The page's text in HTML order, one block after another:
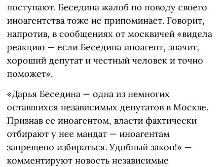
поступают. Беседина жалоб по поводу своего
иноагентства тоже не припоминает. Говорит,
напротив, в сообщениях от москвичей «видела
реакцию — если Беседина иноагент, значит,
хороший депутат и честный человек и точно
поможет».
«Дарья Беседина — одна из немногих
оставшихся независимых депутатов в Москве.
Признав ее иноагентом, власти фактически
отбирают у нее мандат — иноагентам
запрещено избираться. Удобный закон!» —
комментируют новость независимые